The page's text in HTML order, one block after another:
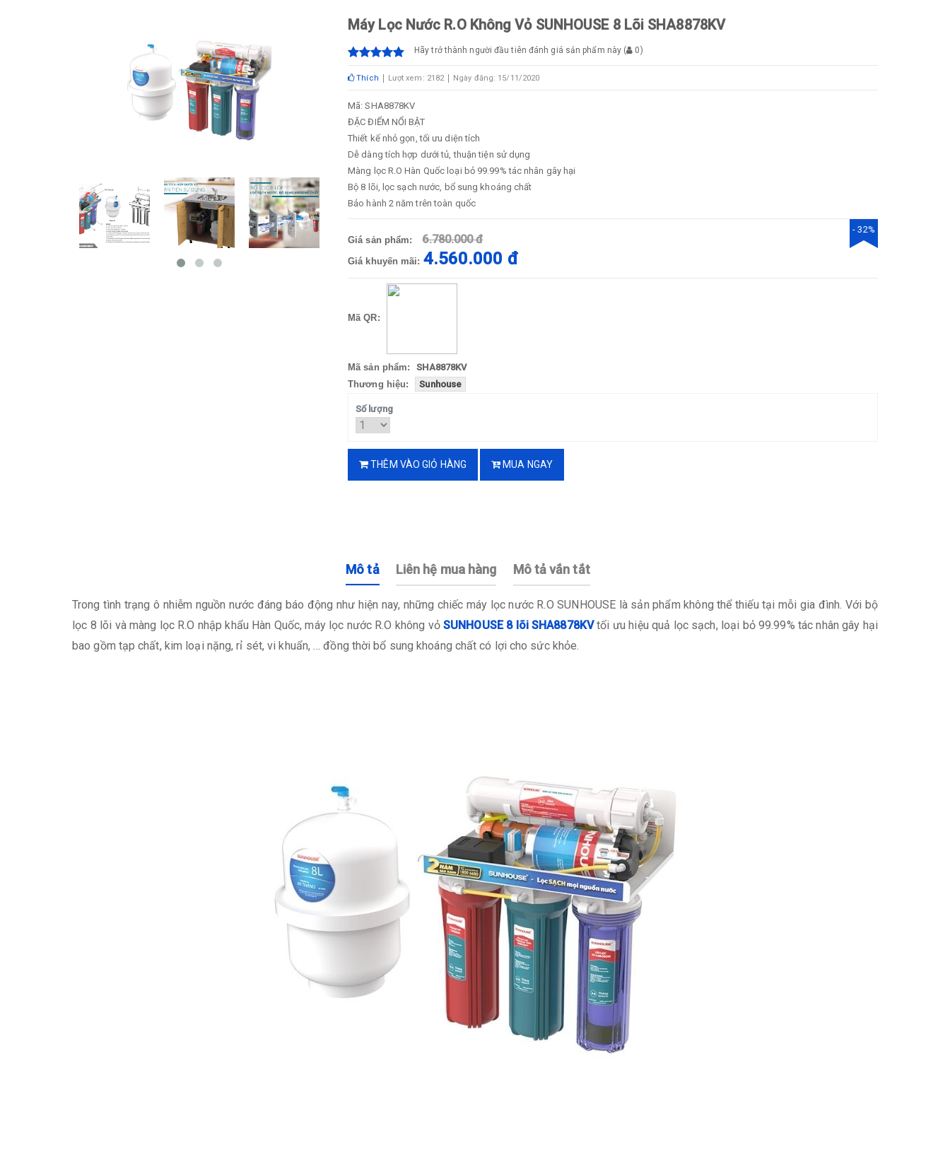
Máy Lọc Nước R.O Không Vỏ SUNHOUSE 8 Lõi SHA8878KV
Hãy trở thành người đầu tiên đánh giá sản phẩm này ( 0)
Thích Lượt xem: 2182 Ngày đăng: 15/11/2020
Mã: SHA8878KV
ĐẶC ĐIỂM NỔI BẬT
Thiết kế nhỏ gọn, tối ưu diện tích
Dễ dàng tích hợp dưới tủ, thuận tiện sử dụng
Màng lọc R.O Hàn Quốc loại bỏ 99.99% tác nhân gây hại
Bộ 8 lõi, lọc sạch nước, bổ sung khoáng chất
Bảo hành 2 năm trên toàn quốc
Giá sản phẩm: 6.780.000 đ
Giá khuyến mãi: 4.560.000 đ
- 32%
Mã QR:
Mã sản phẩm:
SHA8878KV
Thương hiệu:
Sunhouse
Số lượng
THÊM VÀO GIỎ HÀNG MUA NGAY
Mô tả Liên hệ mua hàng Mô tả vắn tắt
Trong tình trạng ô nhiễm nguồn nước đáng báo động như hiện nay, những chiếc máy lọc nước R.O SUNHOUSE là sản phẩm không thể thiếu tại mỗi gia đình. Với bộ
lọc 8 lõi và màng lọc R.O nhập khẩu Hàn Quốc, máy lọc nước R.O không vỏ SUNHOUSE 8 lõi SHA8878KV tối ưu hiệu quả lọc sạch, loại bỏ 99.99% tác nhân gây hại
bao gồm tạp chất, kim loại nặng, rỉ sét, vi khuẩn, … đồng thời bổ sung khoáng chất có lợi cho sức khỏe.